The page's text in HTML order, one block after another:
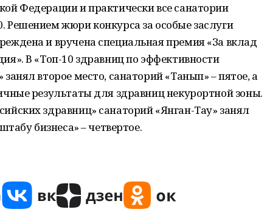
Федерации и практически все санатории
Решением жюри конкурса за особые заслуги
и вручена специальная премия «За вклад
В «Топ-10 здравниц по эффективности
второе место, санаторий «Танып» – пятое, а
результаты для здравниц некурортной зоны.
здравниц» санаторий «Янган-Тау» занял
бизнеса» – четвертое.